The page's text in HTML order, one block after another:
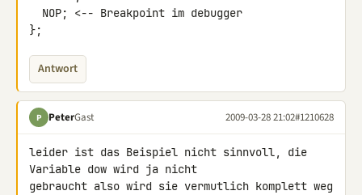
};
Antwort
P PeterGast 2009-03-28 21:02#1210628
leider ist das Beispiel nicht sinnvoll, die
Variable dow wird ja nicht
gebraucht also wird sie vermutlich komplett weg